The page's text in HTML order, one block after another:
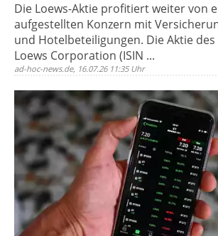
Die Loews-Aktie profitiert weiter von
aufgestellten Konzern mit
und Hotelbeteiligungen. Die Aktie des
Loews Corporation (ISIN ...
ad-hoc-news.de, 16.07.26 11:35 Uhr